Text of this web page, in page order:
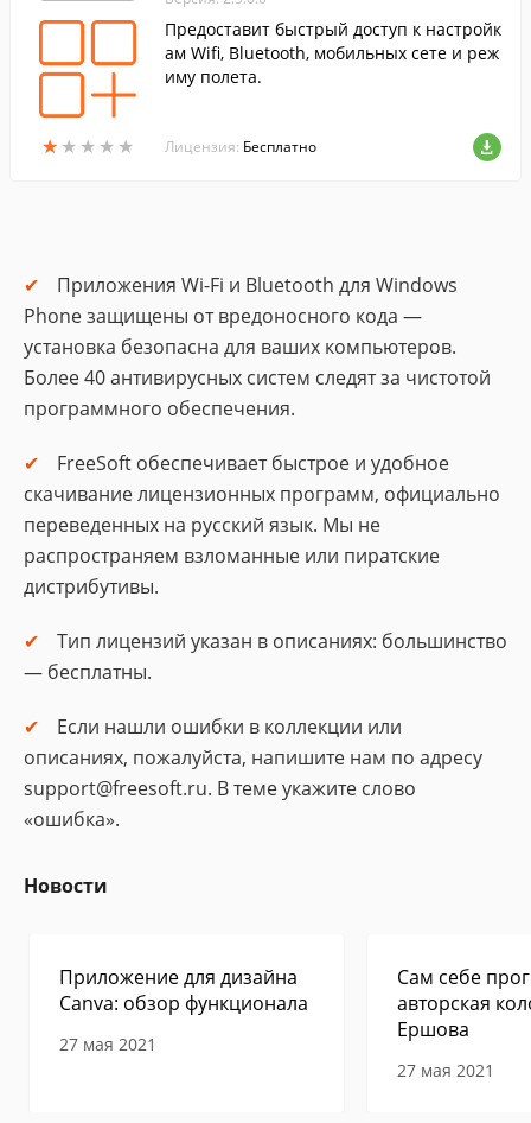
★ ★ ★ ★ ★
★ ★ ★ ★ ★
Предоставит быстрый доступ к настройк
ам Wifi, Bluetooth, мобильных сете и реж
иму полета.
Лицензия: Бесплатно
Приложения Wi-Fi и Bluetooth для Windows
Phone защищены от вредоносного кода —
установка безопасна для ваших компьютеров.
Более 40 антивирусных систем следят за чистотой
программного обеспечения.
FreeSoft обеспечивает быстрое и удобное
скачивание лицензионных программ, официально
переведенных на русский язык. Мы не
распространяем взломанные или пиратские
дистрибутивы.
Тип лицензий указан в описаниях: большинство
— бесплатны.
Если нашли ошибки в коллекции или
описаниях, пожалуйста, напишите нам по адресу
support@freesoft.ru. В теме укажите слово
«ошибка».
Новости
Приложение для дизайна
Canva: обзор функционала
27 мая 2021
Сам себе
авторская
Ершова
27 мая 2021